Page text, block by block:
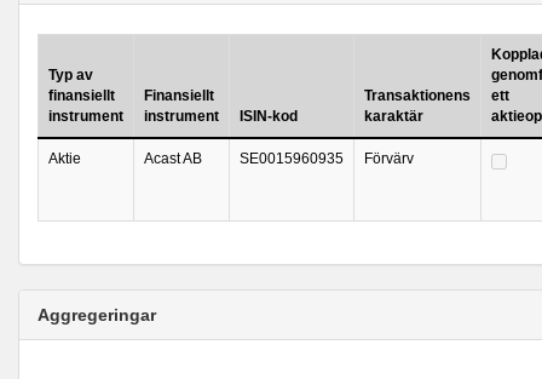
Typ av
finansiellt
instrument
Finansiellt
instrument
ISIN-kod
Transaktionens
karaktär
ett
Aktie Acast AB SE0015960935 Förvärv
Aggregeringar